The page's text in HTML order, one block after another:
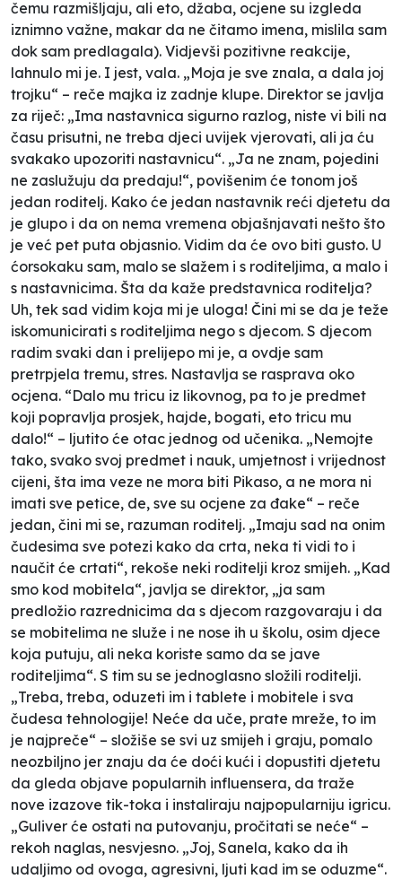
čemu razmišljaju, ali eto, džaba, ocjene su izgleda
iznimno važne, makar da ne čitamo imena, mislila sam
dok sam predlagala). Vidjevši pozitivne reakcije,
lahnulo mi je. I jest, vala. „Moja je sve znala, a dala joj
trojku“ – reče majka iz zadnje klupe. Direktor se javlja
za riječ: „Ima nastavnica sigurno razlog, niste vi bili na
času prisutni, ne treba djeci uvijek vjerovati, ali ja ću
svakako upozoriti nastavnicu“. „Ja ne znam, pojedini
ne zaslužuju da predaju!“, povišenim će tonom još
jedan roditelj. Kako će jedan nastavnik reći djetetu da
je glupo i da on nema vremena objašnjavati nešto što
je već pet puta objasnio. Vidim da će ovo biti gusto. U
ćorsokaku sam, malo se slažem i s roditeljima, a malo i
s nastavnicima. Šta da kaže predstavnica roditelja?
Uh, tek sad vidim koja mi je uloga! Čini mi se da je teže
iskomunicirati s roditeljima nego s djecom. S djecom
radim svaki dan i prelijepo mi je, a ovdje sam
pretrpjela tremu, stres. Nastavlja se rasprava oko
ocjena. “Dalo mu tricu iz likovnog, pa to je predmet
koji popravlja prosjek, hajde, bogati, eto tricu mu
dalo!“ – ljutito će otac jednog od učenika. „Nemojte
tako, svako svoj predmet i nauk, umjetnost i vrijednost
cijeni, šta ima veze ne mora biti Pikaso, a ne mora ni
imati sve petice, de, sve su ocjene za đake“ – reče
jedan, čini mi se, razuman roditelj. „Imaju sad na onim
čudesima sve potezi kako da crta, neka ti vidi to i
naučit će crtati“, rekoše neki roditelji kroz smijeh. „Kad
smo kod mobitela“, javlja se direktor, „ja sam
predložio razrednicima da s djecom razgovaraju i da
se mobitelima ne služe i ne nose ih u školu, osim djece
koja putuju, ali neka koriste samo da se jave
roditeljima“. S tim su se jednoglasno složili roditelji.
„Treba, treba, oduzeti im i tablete i mobitele i sva
čudesa tehnologije! Neće da uče, prate mreže, to im
je najpreče“ – složiše se svi uz smijeh i graju, pomalo
neozbiljno jer znaju da će doći kući i dopustiti djetetu
da gleda objave popularnih influensera, da traže
nove izazove tik-toka i instaliraju najpopularniju igricu.
„Guliver će ostati na putovanju, pročitati se neće“ –
rekoh naglas, nesvjesno. „Joj, Sanela, kako da ih
udaljimo od ovoga, agresivni, ljuti kad im se oduzme“.